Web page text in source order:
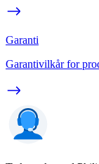
Garanti
Garantivilkår for